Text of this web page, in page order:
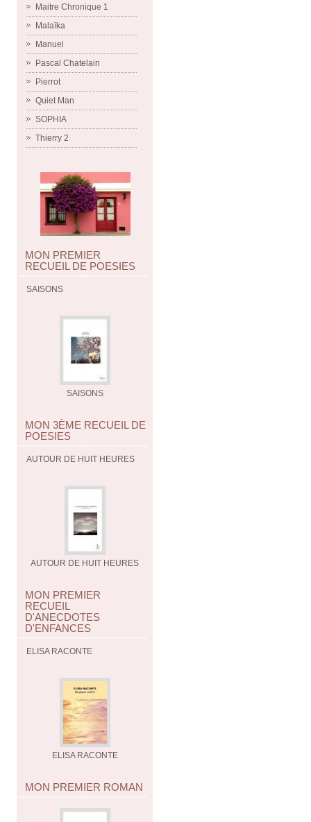
Maitre Chronique 1
Malaïka
Manuel
Pascal Chatelain
Pierrot
Quiet Man
SOPHIA
Thierry 2
MON PREMIER
RECUEIL DE POESIES
SAISONS
SAISONS
MON 3ÈME RECUEIL DE
POESIES
AUTOUR DE HUIT HEURES
AUTOUR DE HUIT HEURES
MON PREMIER
RECUEIL
D'ANECDOTES
D'ENFANCES
ELISA RACONTE
ELISA RACONTE
MON PREMIER ROMAN